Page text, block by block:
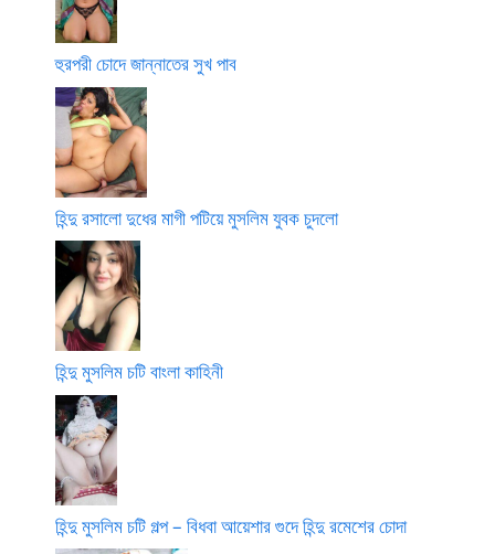
হুরপরী চোদে জান্নাতের সুখ পাব
হিন্দু রসালো দুধের মাগী পটিয়ে মুসলিম যুবক চুদলো
হিন্দু মুসলিম চটি বাংলা কাহিনী
হিন্দু মুসলিম চটি গল্প – বিধবা আয়েশার গুদে হিন্দু রমেশের চোদা